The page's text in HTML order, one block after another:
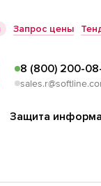
Запрос цены
8 (800) 200-
Защита